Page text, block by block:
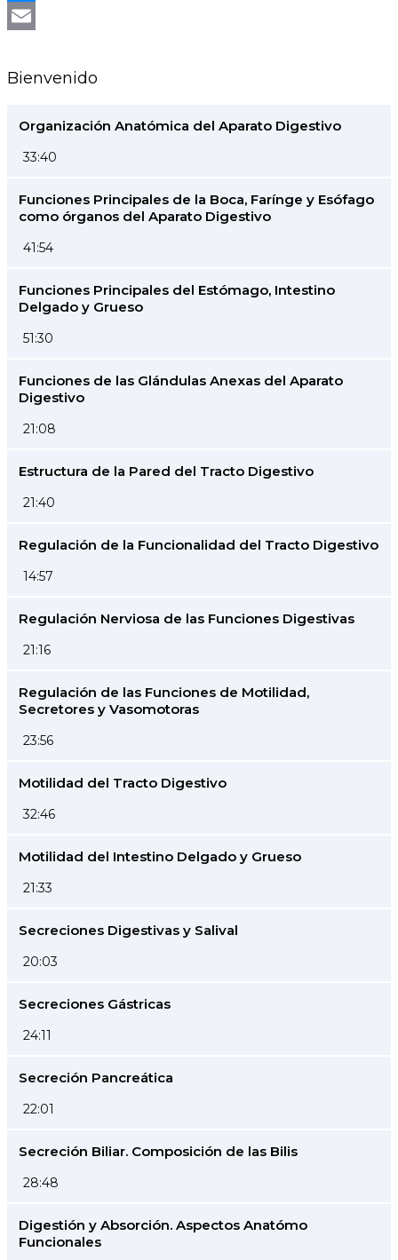
Messenger
Bienvenido
Organización Anatómica del Aparato Digestivo
33:40
Funciones Principales de la Boca, Farínge y Esófago
como órganos del Aparato Digestivo
41:54
Funciones Principales del Estómago, Intestino
Delgado y Grueso
51:30
Funciones de las Glándulas Anexas del Aparato
Digestivo
21:08
Estructura de la Pared del Tracto Digestivo
21:40
Regulación de la Funcionalidad del Tracto Digestivo
14:57
Regulación Nerviosa de las Funciones Digestivas
21:16
Regulación de las Funciones de Motilidad,
Secretores y Vasomotoras
23:56
Motilidad del Tracto Digestivo
32:46
Motilidad del Intestino Delgado y Grueso
21:33
Secreciones Digestivas y Salival
20:03
Secreciones Gástricas
24:11
Secreción Pancreática
22:01
Secreción Biliar. Composición de las Bilis
28:48
Digestión y Absorción. Aspectos Anatómo
Funcionales